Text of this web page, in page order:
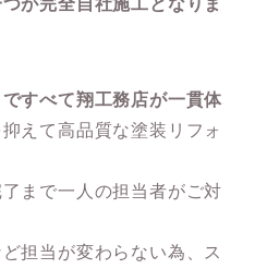
が完全自社施工となりま
すべて翔工務店が一貫体
えて高品質な塗装リフォ
まで一人の担当者がご対
担当が変わらない為、ス